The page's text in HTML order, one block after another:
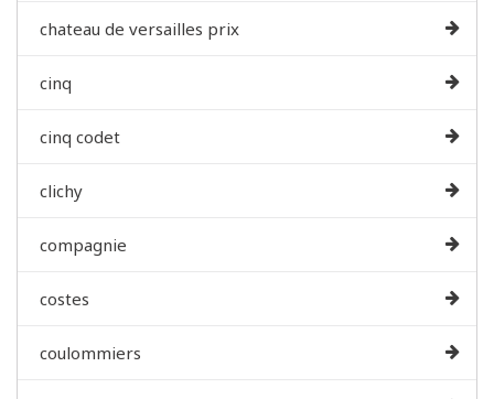
chateau de versailles prix
cinq
cinq codet
clichy
compagnie
costes
coulommiers